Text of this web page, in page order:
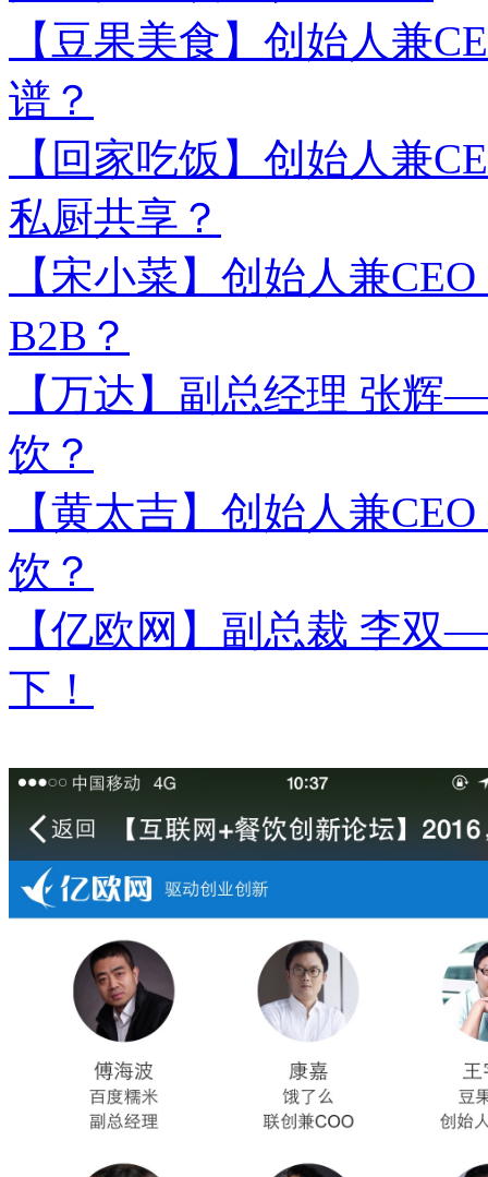
【豆果美食】创始人兼
谱？
【回家吃饭】创始人兼
私厨共享？
【宋小菜】创始人兼
B2B？
【万达】副总经理 张辉
饮？
【黄太吉】创始人兼
饮？
【亿欧网】副总裁 李
下！